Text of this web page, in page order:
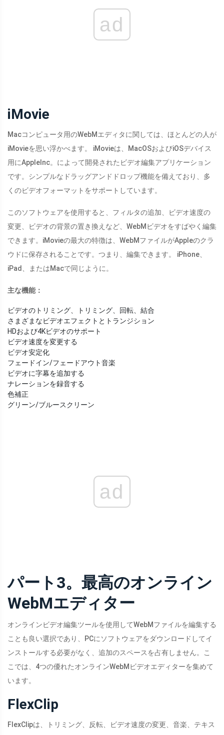
ad
iMovie
Macコンピュータ用のWebMエディタに関しては、ほとんどの人が
iMovieを思い浮かべます。 iMovieは、MacOSおよびiOSデバイス
用にAppleInc。によって開発されたビデオ編集アプリケーション
です。シンプルなドラッグアンドドロップ機能を備えており、多
くのビデオフォーマットをサポートしています。
このソフトウェアを使用すると、フィルタの追加、ビデオ速度の
変更、ビデオの背景の置き換えなど、WebMビデオをすばやく編集
できます。iMovieの最大の特徴は、WebMファイルがAppleのクラ
ウドに保存されることです。つまり、編集できます。 iPhone、
iPad、またはMacで同じように。
主な機能：
ビデオのトリミング、トリミング、回転、結合
さまざまなビデオエフェクトとトランジション
HDおよび4Kビデオのサポート
ビデオ速度を変更する
ビデオ安定化
フェードイン/フェードアウト音楽
ビデオに字幕を追加する
ナレーションを録音する
色補正
グリーン/ブルースクリーン
ad
パート3。最高のオンライン
WebMエディター
オンラインビデオ編集ツールを使用してWebMファイルを編集する
ことも良い選択であり、PCにソフトウェアをダウンロードしてイ
ンストールする必要がなく、追加のスペースを占有しません。こ
こでは、4つの優れたオンラインWebMビデオエディターを集めて
います。
FlexClip
FlexClipは、トリミング、反転、ビデオ速度の変更、音楽、テキス